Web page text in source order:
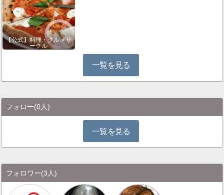
【公式】料理・グルメサ
ークル
一覧を見る
フォロー(0人)
一覧を見る
フォロワー(3人)